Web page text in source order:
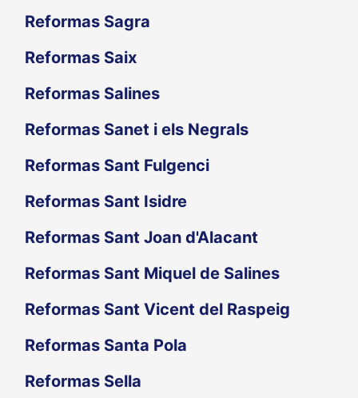
Reformas Sagra
Reformas Saix
Reformas Salines
Reformas Sanet i els Negrals
Reformas Sant Fulgenci
Reformas Sant Isidre
Reformas Sant Joan d'Alacant
Reformas Sant Miquel de Salines
Reformas Sant Vicent del Raspeig
Reformas Santa Pola
Reformas Sella